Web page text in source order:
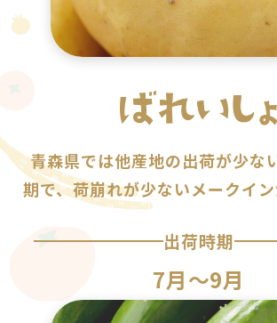
青森県では他産地の出荷が少な
期で、荷崩れが少ないメークイン
出荷時期
7月〜9月